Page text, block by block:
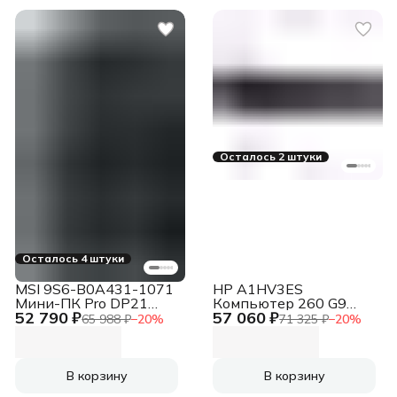
(1x16GB), SSD 512Gb,
Intel Internal Graphics,
WiFi/BT, noDVD, no
keyboard & no mouse,
Осталось 4 штуки
52 790 ₽65 988 ₽−20%
MSI 9S6-B0A431-1071
Мини-ПК Pro DP21
13M Mini Core i3-14100
noDVD, WiFi, BT, 120W,
VESA, COM Port, no
В корзину
Осталось 2 штуки
57 060 ₽71 325 ₽−20%
HP A1HV3ES
Компьютер 260 G9
Mini Core i3-
В корзину